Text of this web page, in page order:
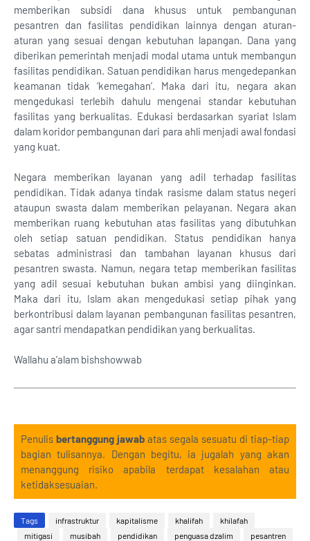
memberikan subsidi dana khusus untuk pembangunan
pesantren dan fasilitas pendidikan lainnya dengan aturan-
aturan yang sesuai dengan kebutuhan lapangan. Dana yang
diberikan pemerintah menjadi modal utama untuk membangun
fasilitas pendidikan. Satuan pendidikan harus mengedepankan
keamanan tidak ‘kemegahan’. Maka dari itu, negara akan
mengedukasi terlebih dahulu mengenai standar kebutuhan
fasilitas yang berkualitas. Edukasi berdasarkan syariat Islam
dalam koridor pembangunan dari para ahli menjadi awal fondasi
yang kuat.
Negara memberikan layanan yang adil terhadap fasilitas
pendidikan. Tidak adanya tindak rasisme dalam status negeri
ataupun swasta dalam memberikan pelayanan. Negara akan
memberikan ruang kebutuhan atas fasilitas yang dibutuhkan
oleh setiap satuan pendidikan. Status pendidikan hanya
sebatas administrasi dan tambahan layanan khusus dari
pesantren swasta. Namun, negara tetap memberikan fasilitas
yang adil sesuai kebutuhan bukan ambisi yang diinginkan.
Maka dari itu, Islam akan mengedukasi setiap pihak yang
berkontribusi dalam layanan pembangunan fasilitas pesantren,
agar santri mendapatkan pendidikan yang berkualitas.
Wallahu a’alam bishshowwab
Penulis bertanggung jawab atas segala sesuatu di tiap-tiap
bagian tulisannya. Dengan begitu, ia jugalah yang akan
menanggung risiko apabila terdapat kesalahan atau
ketidaksesuaian.
Tags infrastruktur kapitalisme khalifah
khilafah
mitigasi
musibah pendidikan penguasa dzalim
pesantren